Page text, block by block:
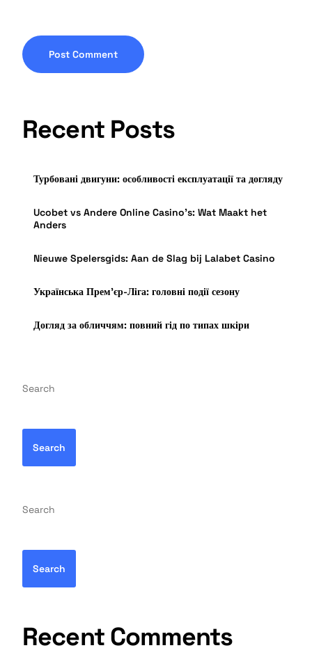
Recent Posts
Турбовані двигуни: особливості експлуатації та догляду
Ucobet vs Andere Online Casino’s: Wat Maakt het
Anders
Nieuwe Spelersgids: Aan de Slag bij Lalabet Casino
Українська Прем’єр-Ліга: головні події сезону
Догляд за обличчям: повний гід по типах шкіри
Search
Search
Search
Search
Recent Comments